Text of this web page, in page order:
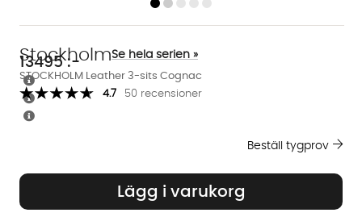
STOCKHOLM Leather 3-sits Cognac
StockholmSe hela serien »
4.7 50 recensioner
13495:-
Lägg i varukorg
Beställ tygprov